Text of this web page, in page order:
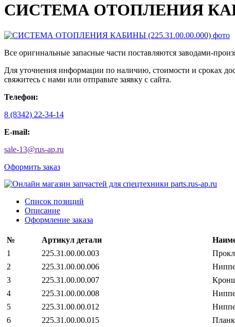
СИСТЕМА ОТОПЛЕНИЯ
Все оригинальные запасные части поставляются заводами-
Для уточнения информации по наличию, стоимости и
свяжитесь с нами или отправьте заявку с сайта.
Телефон:
8 (8342) 22-34-14
E-mail:
sale-13@rus-ap.ru
Оформить заказ
Список позиций
Описание
Оформление заказа
№ Артикул детали
1
225.31.00.00.003
2
225.31.00.00.006
3
225.31.00.00.007
4
225.31.00.00.008
5
225.31.00.00.012
6
225.31.00.00.015